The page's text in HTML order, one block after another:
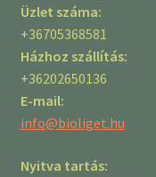
Üzlet száma:
+36705368581
Házhoz szállítás:
+36202650136
E-mail:
info@bioliget.hu
Nyitva tartás: